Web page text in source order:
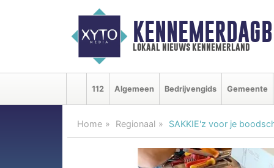
lokaal nieuws kennemerland
112 Algemeen Bedrijvengids Gemeente
Home Regionaal SAKKIE'z voor je